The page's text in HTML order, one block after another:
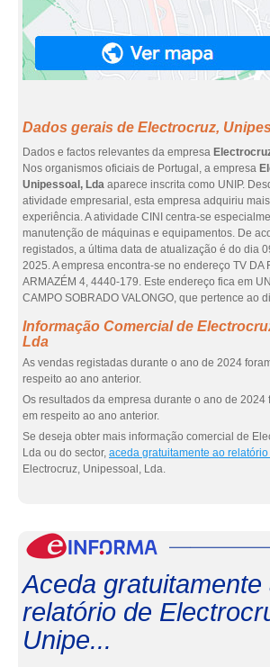
Dados gerais de Electrocruz,
Dados e factos relevantes da empresa
Nos organismos oficiais de Portugal, a empresa
Unipessoal, Lda aparece inscrita como UNIP.
atividade empresarial, esta empresa adquiriu
experiência. A atividade CINI centra-se
manutenção de máquinas e equipamentos. De
registados, a última data de atualização é do dia
2025. A empresa encontra-se no endereço TV DA
ARMAZÉM 4, 4440-179. Este endereço fica em
CAMPO SOBRADO VALONGO, que pertence ao
Informação Comercial de
Lda
As vendas registadas durante o ano de 2024
respeito ao ano anterior.
Os resultados da empresa durante o ano de 2024
em respeito ao ano anterior.
Se deseja obter mais informação comercial de
Lda ou do sector, aceda gratuitamente ao
Electrocruz, Unipessoal, Lda.
Aceda gratuitamente
relatório de
Unipe...